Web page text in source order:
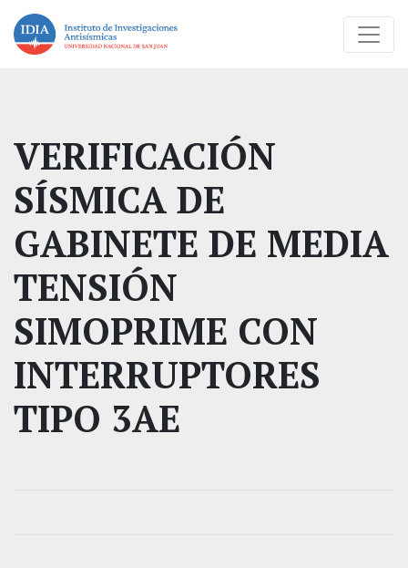
VERIFICACIÓN
SÍSMICA DE
GABINETE DE MEDIA
TENSIÓN
SIMOPRIME CON
INTERRUPTORES
TIPO 3AE